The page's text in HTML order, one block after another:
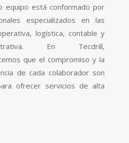
equipo está conformado por
especializados en las
logística, contable y
En Tecdrill,
que el compromiso y la
de cada colaborador son
ofrecer servicios de alta